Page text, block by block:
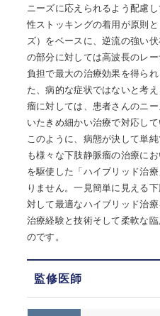
ニーズに応えられるよう配慮
性ストッキングの着用が原則
ズ）をベースに、逆流の強い
の部分に対しては高波長のレ
負担で最大の治療効果を得ら
た、病的な症状ではないと考
瘤に対しては、患者さんのニ
いたきめ細かい治療で対応して
このように、病態が決して単
も様々な下肢静脈瘤の治療に
を駆使した「ハイブリッド治
りません。一見簡単に見える
対して最適なハイブリッド治
治療経験と技術そして柔軟な
のです。
監修医師